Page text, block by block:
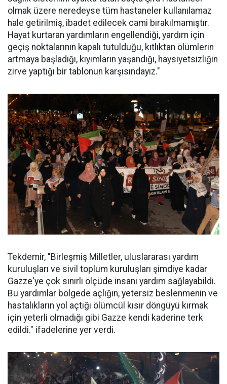
olmak üzere neredeyse tüm hastaneler kullanılamaz
hale getirilmiş, ibadet edilecek cami bırakılmamıştır.
Hayat kurtaran yardımların engellendiği, yardım için
geçiş noktalarının kapalı tutulduğu, kıtlıktan ölümlerin
artmaya başladığı, kıyımların yaşandığı, haysiyetsizliğin
zirve yaptığı bir tablonun karşısındayız."
Tekdemir, "Birleşmiş Milletler, uluslararası yardım
kuruluşları ve sivil toplum kuruluşları şimdiye kadar
Gazze'ye çok sınırlı ölçüde insani yardım sağlayabildi.
Bu yardımlar bölgede açlığın, yetersiz beslenmenin ve
hastalıkların yol açtığı ölümcül kısır döngüyü kırmak
için yeterli olmadığı gibi Gazze kendi kaderine terk
edildi." ifadelerine yer verdi.